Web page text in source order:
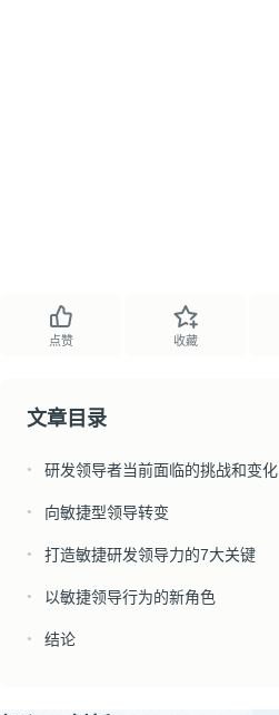
点赞 收藏
文章目录
● 研发领导者当前面临的挑战和变化
● 向敏捷型领导转变
● 打造敏捷研发领导力的7大关键
● 以敏捷领导行为的新角色
● 结论